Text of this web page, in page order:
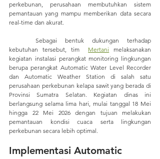
perkebunan, perusahaan membutuhkan sistem
pemantauan yang mampu memberikan data secara
real-time dan akurat.
kebutuhan tersebut, tim Mertani melaksanakan
kegiatan instalasi perangkat monitoring lingkungan
berupa perangkat Automatic Water Level Recorder
dan Automatic Weather Station di salah satu
perusahaan perkebunan kelapa sawit yang berada di
Provinsi Sumatra Selatan. Kegiatan dinas ini
berlangsung selama lima hari, mulai tanggal 18 Mei
hingga 22 Mei 2026 dengan tujuan melakukan
pemantauan kondisi cuaca serta lingkungan
perkebunan secara lebih optimal.
Implementasi Automatic